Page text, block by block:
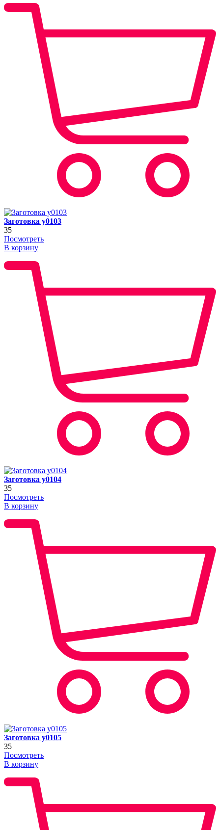
Заготовка y0103
35
Посмотреть
В корзину
Заготовка y0104
35
Посмотреть
В корзину
Заготовка y0105
35
Посмотреть
В корзину